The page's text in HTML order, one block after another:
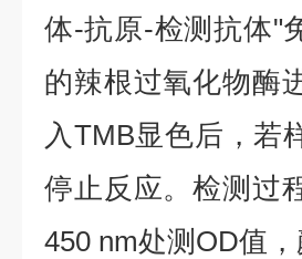
体-抗原-检测抗体"
的辣根过氧化物酶
入TMB显色后，若
停止反应。检测过
450 nm处测OD值